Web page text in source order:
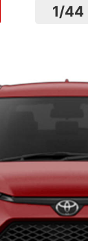
1/44